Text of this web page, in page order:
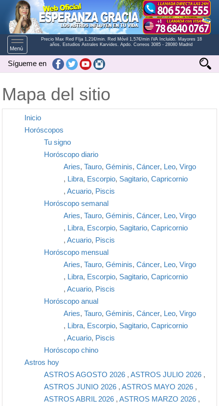
Toggle
navigation
Menú
Precio Max Red FIja 1,21€/min. Red Móvil 1,57€/min IVA Incluido. Mayores 18
años. Estudios Astrales Karvides. Apdo. Correos 3085 - 28080 Madrid
Sígueme en
Mapa del sitio
Inicio
Horóscopos
Tu signo
Horóscopo diario
Aries, Tauro, Géminis, Cáncer, Leo, Virgo
, Libra, Escorpio, Sagitario, Capricornio
, Acuario, Piscis
Horóscopo semanal
Aries, Tauro, Géminis, Cáncer, Leo, Virgo
, Libra, Escorpio, Sagitario, Capricornio
, Acuario, Piscis
Horóscopo mensual
Aries, Tauro, Géminis, Cáncer, Leo, Virgo
, Libra, Escorpio, Sagitario, Capricornio
, Acuario, Piscis
Horóscopo anual
Aries, Tauro, Géminis, Cáncer, Leo, Virgo
, Libra, Escorpio, Sagitario, Capricornio
, Acuario, Piscis
Horóscopo chino
Astros hoy
ASTROS AGOSTO 2026 , ASTROS JULIO 2026 ,
ASTROS JUNIO 2026 , ASTROS MAYO 2026 ,
ASTROS ABRIL 2026 , ASTROS MARZO 2026 ,